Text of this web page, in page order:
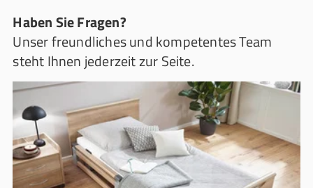
Haben Sie Fragen?
Unser freundliches und kompetentes Team
steht Ihnen jederzeit zur Seite.